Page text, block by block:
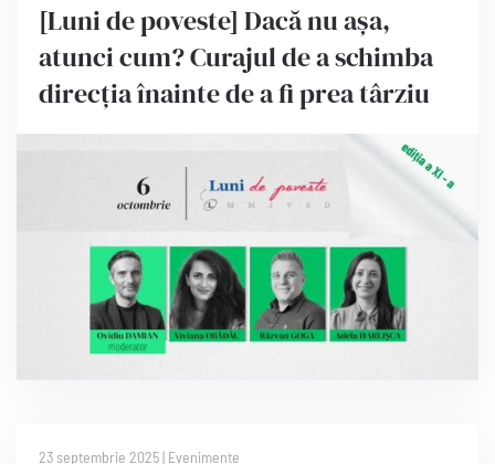
[Luni de poveste] Dacă nu așa,
atunci cum? Curajul de a schimba
direcția înainte de a fi prea târziu
23 septembrie 2025| Evenimente